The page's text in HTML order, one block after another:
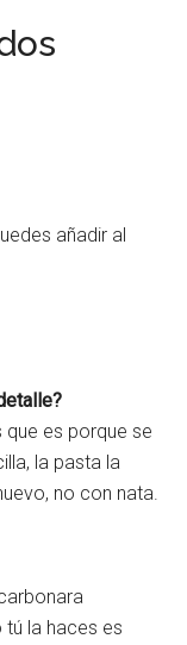
añadir al
es porque se
la pasta la
no con nata.
la haces es